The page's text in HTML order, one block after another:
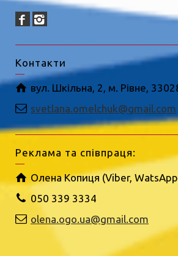
Контакти
вул. Шкільна, 2, м. Рівне,
svetlana.omelchuk@gmail.com
Реклама та співпраця:
Олена Копиця (Viber,
050 339 3334
olena.ogo.ua@gmail.com